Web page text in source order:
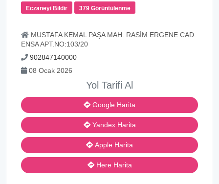
Eczaneyi Bildir 379 Görüntülenme
MUSTAFA KEMAL PAŞA MAH. RASİM ERGENE CAD.
ENSA APT.NO:103/20
902847140000
08 Ocak 2026
Yol Tarifi Al
Google Harita
Yandex Harita
Apple Harita
Here Harita